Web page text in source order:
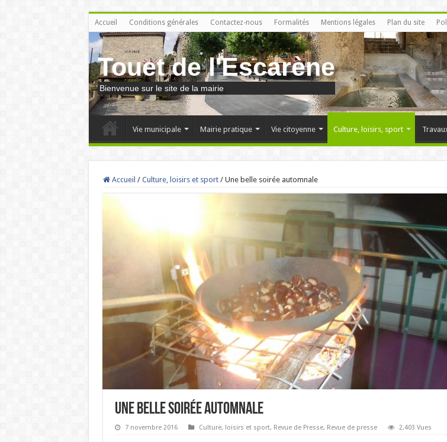
Accueil Conditions générales Contactez-nous Formalités Mentions légales Plan du site
Touet de l'Escarène
Bienvenue sur le site de la mairie
Vie municipale Mairie pratique Vie citoyenne Culture, loisirs, sport
Accueil / Culture, loisirs et sport / Une belle soirée automnale
Une belle soirée automnale
7 novembre 2016 Culture, loisirs et sport, Revue de Presse, Revue de presse 2,403 Vues